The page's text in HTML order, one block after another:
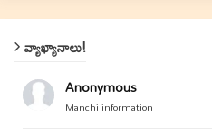
వ్యాఖ్యానాలు!
Anonymous
Manchi information